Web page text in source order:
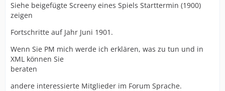
Siehe beigefügte Screeny eines Spiels Starttermin (1900)
zeigen
Fortschritte auf Jahr Juni 1901.
Wenn Sie PM mich werde ich erklären, was zu tun und in
XML können Sie
beraten
andere interessierte Mitglieder im Forum Sprache.